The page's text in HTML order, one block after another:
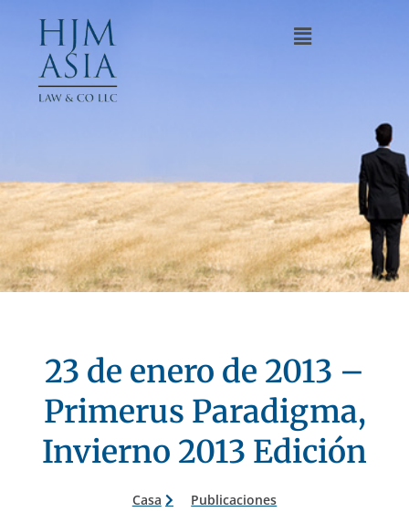
23 de enero de 2013 –
Primerus Paradigma,
Invierno 2013 Edición
Casa Publicaciones